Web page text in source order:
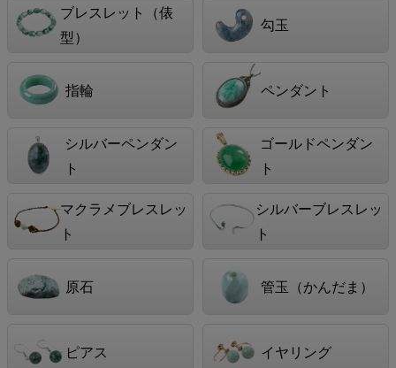
ブレスレット（俵
型）
勾玉
指輪 ペンダント
シルバーペンダン
ト
ゴールドペンダン
ト
マクラメブレスレッ
ト
シルバーブレスレッ
ト
原石 管玉（かんだま）
ピアス イヤリング